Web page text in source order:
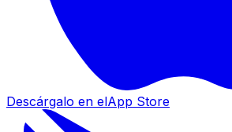
Descárgalo en elApp Store